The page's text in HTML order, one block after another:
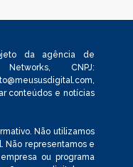
da agência de
CNPJ:
,
conteúdos e notícias
Não utilizamos
Não representamos e
ou programa